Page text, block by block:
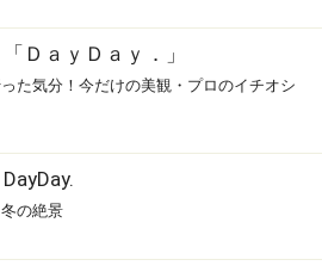
ＤａｙＤａｙ．」
た気分！今だけの美観・プロのイチオシ
の絶景